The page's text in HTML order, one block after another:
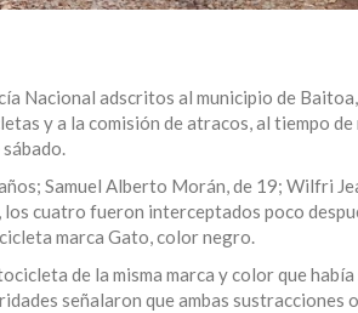
Nacional adscritos al municipio de
y a la comisión de atracos, al tiempo
Samuel Alberto Morán, de 19; Wilfri
cuatro fueron interceptados poco
marca Gato, color negro.
de la misma marca y color que
señalaron que ambas sustracciones